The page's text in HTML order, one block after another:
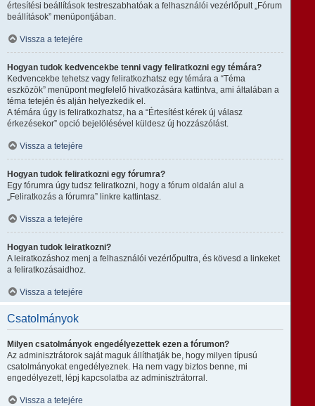
értesítési beállítások testreszabhatóak a felhasználói vezérlőpult „Fórum
beállítások” menüpontjában.
Vissza a tetejére
Hogyan tudok kedvencekbe tenni vagy feliratkozni egy témára?
Kedvencekbe tehetsz vagy feliratkozhatsz egy témára a “Téma
eszközök” menüpont megfelelő hivatkozására kattintva, ami általában a
téma tetején és alján helyezkedik el.
A témára úgy is feliratkozhatsz, ha a “Értesítést kérek új válasz
érkezésekor” opció bejelölésével küldesz új hozzászólást.
Vissza a tetejére
Hogyan tudok feliratkozni egy fórumra?
Egy fórumra úgy tudsz feliratkozni, hogy a fórum oldalán alul a
„Feliratkozás a fórumra” linkre kattintasz.
Vissza a tetejére
Hogyan tudok leiratkozni?
A leiratkozáshoz menj a felhasználói vezérlőpultra, és kövesd a linkeket
a feliratkozásaidhoz.
Vissza a tetejére
Csatolmányok
Milyen csatolmányok engedélyezettek ezen a fórumon?
Az adminisztrátorok saját maguk állíthatják be, hogy milyen típusú
csatolmányokat engedélyeznek. Ha nem vagy biztos benne, mi
engedélyezett, lépj kapcsolatba az adminisztrátorral.
Vissza a tetejére